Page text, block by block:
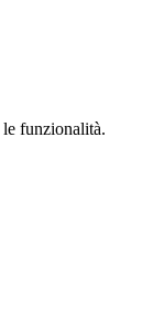
funzionalità.